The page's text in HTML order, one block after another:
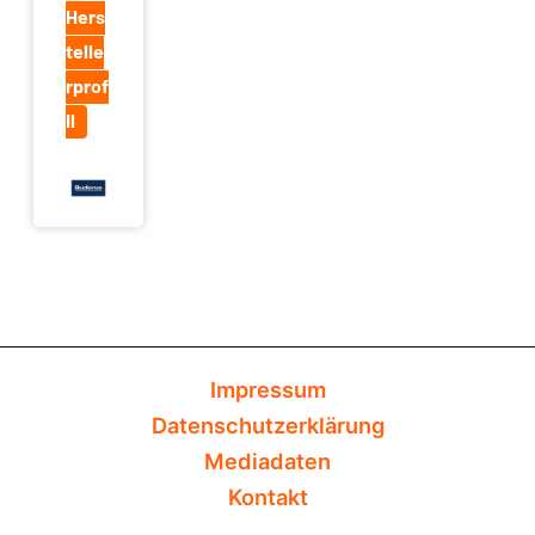
Hers
telle
rprof
il
Impressum
Datenschutzerklärung
Mediadaten
Kontakt